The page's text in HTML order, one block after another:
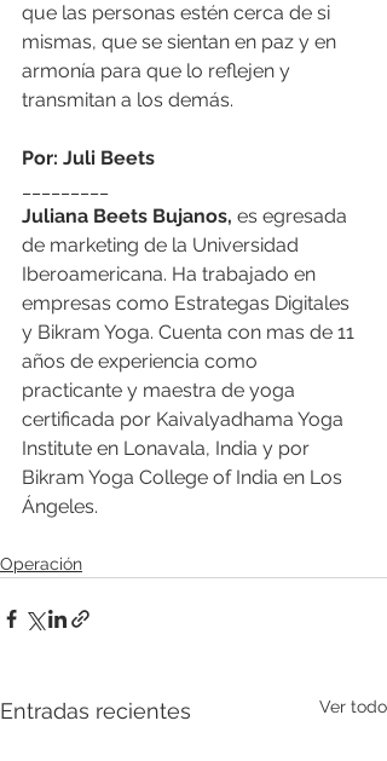
que las personas estén cerca de si
mismas, que se sientan en paz y en
armonía para que lo reflejen y
transmitan a los demás.
Por: Juli Beets
Juliana Beets Bujanos, es egresada
de marketing de la Universidad
Iberoamericana. Ha trabajado en
empresas como Estrategas Digitales
y Bikram Yoga. Cuenta con mas de 11
años de experiencia como
practicante y maestra de yoga
certificada por Kaivalyadhama Yoga
Institute en Lonavala, India y por
Bikram Yoga College of India en Los
Ángeles.
Operación
Entradas recientes Ver todo